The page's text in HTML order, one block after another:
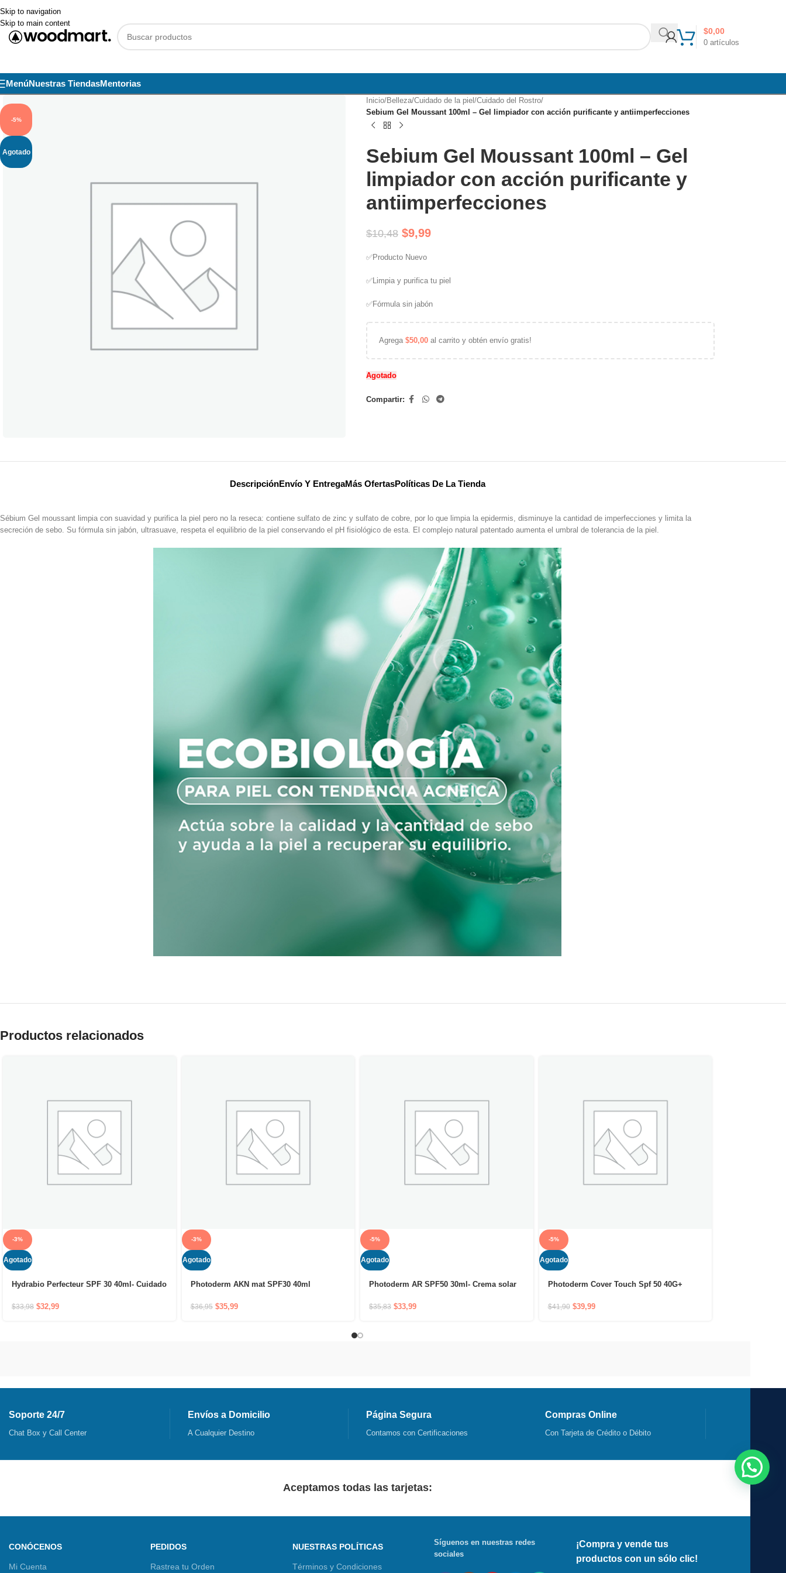
Skip to navigation
Skip to main content
0artículos
$0,00
MenúNuestras TiendasMentorias
-5%
Agotado
Inicio/Belleza/Cuidado de la piel /Cuidado del Rostro/
Sebium Gel Moussant 100ml – Gel limpiador con acción purificante y antiimperfecciones
Sebium Gel Moussant 100ml – Gel
limpiador con acción purificante y
antiimperfecciones
$10,48 $9,99
✅Producto Nuevo
✅Limpia y purifica tu piel
✅Fórmula sin jabón
Agrega $50,00 al carrito y obtén envío gratis!
Agotado
Compartir:
DescripciónEnvío Y EntregaMás OfertasPolíticas De La Tienda
Sébium Gel moussant limpia con suavidad y purifica la piel pero no la reseca: contiene sulfato de zinc y sulfato de cobre, por lo que limpia la epidermis, disminuye la cantidad de imperfecciones y limita la
secreción de sebo. Su fórmula sin jabón, ultrasuave, respeta el equilibrio de la piel conservando el pH fisiológico de esta. El complejo natural patentado aumenta el umbral de tolerancia de la piel.
Productos relacionados
-3%
Agotado
Hydrabio Perfecteur SPF 30 40ml- Cuidado
$33,98 $32,99
-3%
Agotado
Photoderm AKN mat SPF30 40ml
$36,95 $35,99
-5%
Agotado
Photoderm AR SPF50 30ml- Crema solar
con rojeces
$35,83 $33,99
-5%
Agotado
Photoderm Cover Touch Spf 50 40G+
$41,90 $39,99
Soporte 24/7
Chat Box y Call Center
Envíos a Domicilio
A Cualquier Destino
Página Segura
Contamos con Certificaciones
Compras Online
Con Tarjeta de Crédito o Débito
Aceptamos todas las tarjetas:
CONÓCENOS
Mi Cuenta
PEDIDOS
Rastrea tu Orden
NUESTRAS POLÍTICAS
Términos y Condiciones
Síguenos en nuestras redes
sociales
¡Compra y vende tus
productos con un sólo clic!